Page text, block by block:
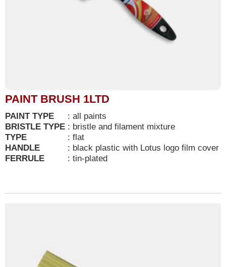
PAINT BRUSH 1LTD
PAINT TYPE : all paints
BRISTLE TYPE : bristle and filament mixture
TYPE
: flat
HANDLE
: black plastic with Lotus logo film cover
FERRULE
: tin-plated